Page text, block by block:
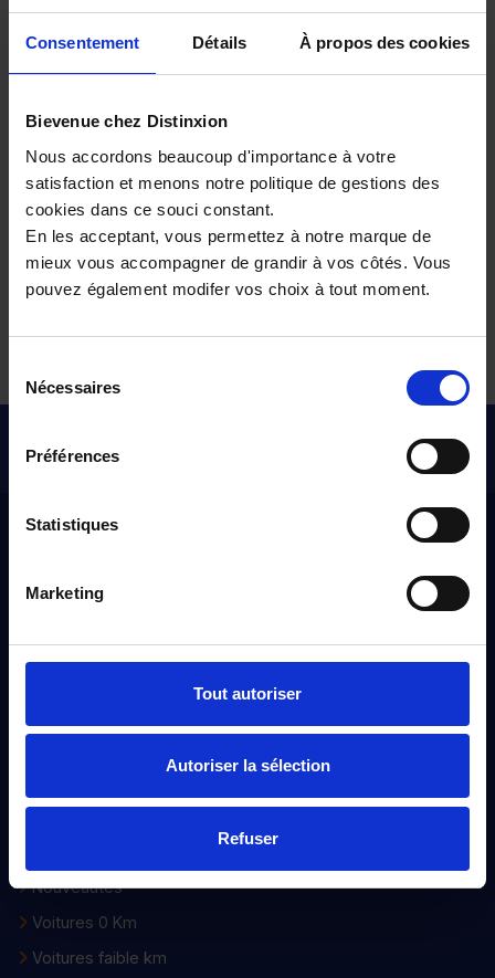
Consentement Détails À propos des cookies
Bievenue chez Distinxion
Nous accordons beaucoup d'importance à votre
satisfaction et menons notre politique de gestions des
cookies dans ce souci constant.
En les acceptant, vous permettez à notre marque de
mieux vous accompagner de grandir à vos côtés. Vous
pouvez également modifer vos choix à tout moment.
Nécessaires
Préférences
Statistiques
Marketing
Tout autoriser
Autoriser la sélection
Refuser
Peugeot 308 hybride-rechargeable
Peugeot 308 hybride-rechargeable
Choisissez votre PEUGEOT HYBRIDE-
RECHARGEABLE selon sa boîte de
vitesses
Peugeot hybride-rechargeable à boîte automatique
Pour les trajets courts, privilégiez la marche ou le vélo
À propos
Qui sommes-nous ?
Voiture d’occasion
Nouveautés
Voitures 0 Km
Voitures faible km